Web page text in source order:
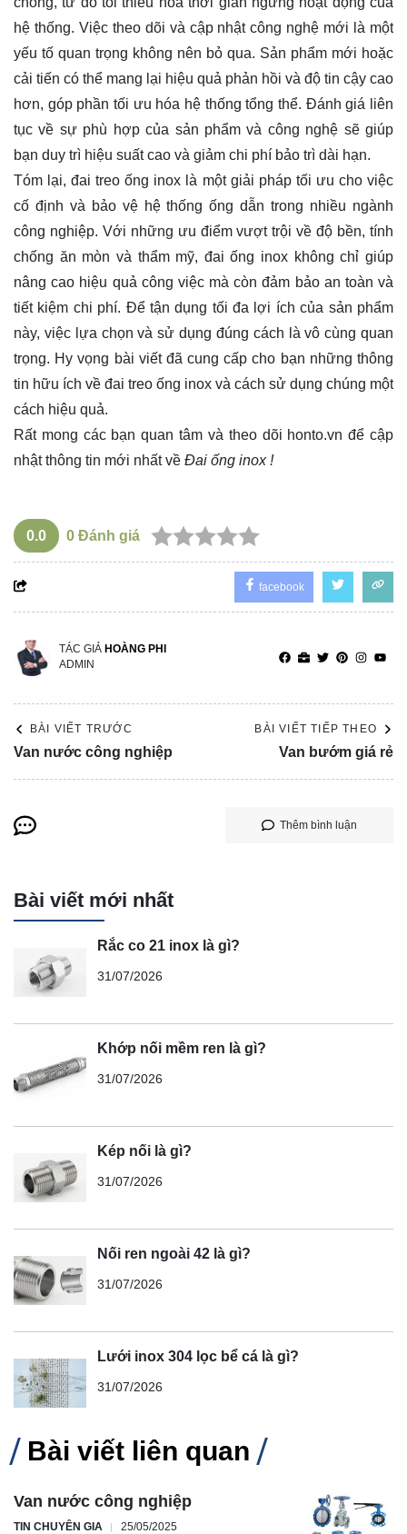
hệ thống. Việc theo dõi và cập nhật công nghệ mới là một
yếu tố quan trọng không nên bỏ qua. Sản phẩm mới hoặc
cải tiến có thể mang lại hiệu quả phản hồi và độ tin cậy cao
hơn, góp phần tối ưu hóa hệ thống tổng thể. Đánh giá liên
tục về sự phù hợp của sản phẩm và công nghệ sẽ giúp
bạn duy trì hiệu suất cao và giảm chi phí bảo trì dài hạn.
Tóm lại, đai treo ống inox là một giải pháp tối ưu cho việc
cố định và bảo vệ hệ thống ống dẫn trong nhiều ngành
công nghiệp. Với những ưu điểm vượt trội về độ bền, tính
chống ăn mòn và thẩm mỹ, đai ống inox không chỉ giúp
nâng cao hiệu quả công việc mà còn đảm bảo an toàn và
tiết kiệm chi phí. Để tận dụng tối đa lợi ích của sản phẩm
này, việc lựa chọn và sử dụng đúng cách là vô cùng quan
trọng. Hy vọng bài viết đã cung cấp cho bạn những thông
tin hữu ích về đai treo ống inox và cách sử dụng chúng một
cách hiệu quả.
Rất mong các bạn quan tâm và theo dõi honto.vn để cập
nhật thông tin mới nhất về Đai ống inox !
0.0 0 Đánh giá
facebook
TÁC GIẢ HOÀNG PHI
ADMIN
BÀI VIẾT TRƯỚC
Van nước công nghiệp
BÀI VIẾT TIẾP THEO
Van bướm giá rẻ
Thêm bình luận
Bài viết mới nhất
Rắc co 21 inox là gì?
31/07/2026
Khớp nối mềm ren là gì?
31/07/2026
Kép nối là gì?
31/07/2026
Nối ren ngoài 42 là gì?
31/07/2026
Lưới inox 304 lọc bể cá là gì?
31/07/2026
Bài viết liên quan
Van nước công nghiệp
TIN CHUYÊN GIA 25/05/2025